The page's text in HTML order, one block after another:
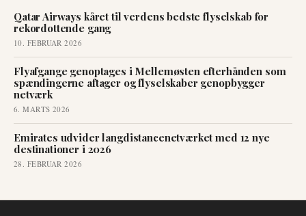
Qatar Airways kåret til verdens bedste flyselskab for
rekordottende gang
10. FEBRUAR 2026
Flyafgange genoptages i Mellemøsten efterhånden som
spændingerne aftager og flyselskaber genopbygger
netværk
6. MARTS 2026
Emirates udvider langdistancenetværket med 12 nye
destinationer i 2026
28. FEBRUAR 2026